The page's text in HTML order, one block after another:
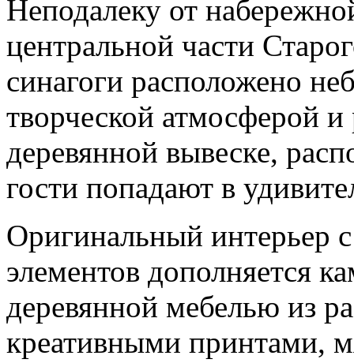
Неподалеку от
центральной части
синагоги расположено
творческой атмосферой
деревянной вывеске,
гости попадают в
Оригинальный интерьер
элементов дополняется
деревянной мебелью из
креативными принтами,